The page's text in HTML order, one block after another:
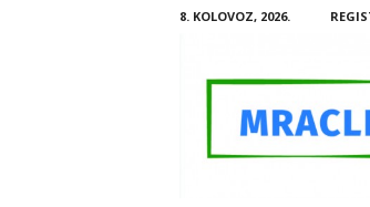
8. KOLOVOZ, 2026.